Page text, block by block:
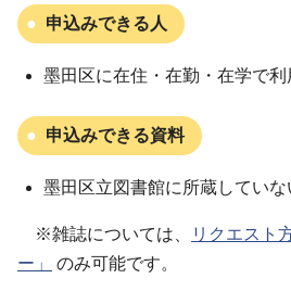
申込みできる人
墨田区に在住・在勤・在学で
申込みできる資料
墨田区立図書館に所蔵してい
※雑誌については、
リクエスト
ー」
のみ可能です。